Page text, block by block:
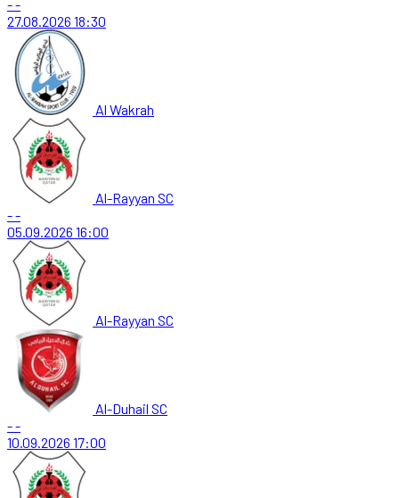
--
27.08.2026 18:30
Al Wakrah
Al-Rayyan SC
--
05.09.2026 16:00
Al-Rayyan SC
Al-Duhail SC
--
10.09.2026 17:00